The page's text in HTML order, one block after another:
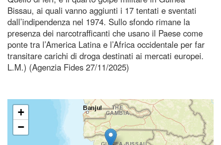
Bissau, ai quali vanno aggiunti i 17 tentati e sventati
dall’indipendenza nel 1974. Sullo sfondo rimane la
presenza dei narcotrafficanti che usano il Paese come
ponte tra l’America Latina e l’Africa occidentale per far
transitare carichi di droga destinati ai mercati europei.
L.M.) (Agenzia Fides 27/11/2025)
+
−